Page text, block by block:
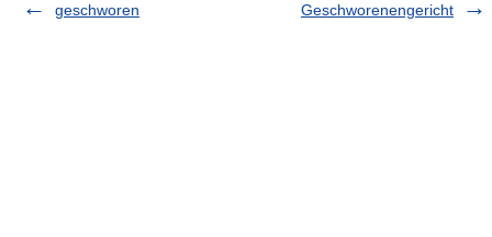
geschworen
Geschworenengericht